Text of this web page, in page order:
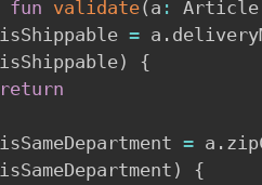
fun validate( a : Article
= a .
isShippable)
{
return
= a .
isSameDepartment )
{